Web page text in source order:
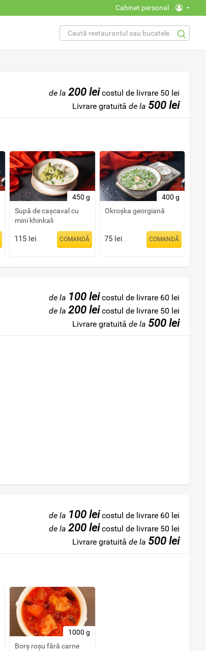
Cabinet personal
FORMULAR DE
CĂUTARE
Căutare
de la 200 leicostul de livrare 50 lei
Livrare gratuită de la 500 lei
450 g
Supă de cașcaval cu
mini khinkali
115 lei COMANDĂ
400 g
Okroșka georgiană
75 lei COMANDĂ
de la 100 leicostul de livrare 60 lei
de la 200 leicostul de livrare 50 lei
Livrare gratuită de la 500 lei
de la 100 leicostul de livrare 60 lei
de la 200 leicostul de livrare 50 lei
Livrare gratuită de la 500 lei
1000 g
Borș roșu fără carne